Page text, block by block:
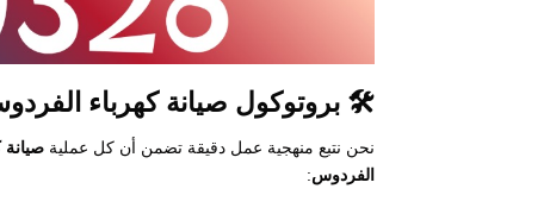
🛠️ بروتوكول صيانة كهرباء
نحن نتبع منهجية عمل دقيقة تضمن أن كل عملية صيانة
الفردوس: